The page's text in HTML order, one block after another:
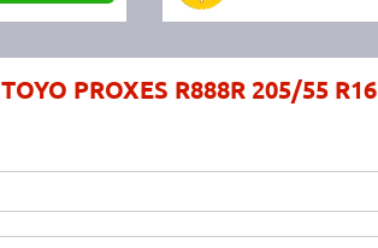
PROXES R888R 205/55 R16